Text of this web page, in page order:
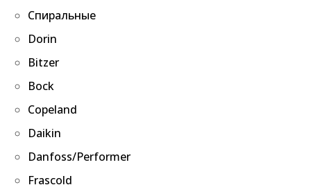
Спиральные
Dorin
Bitzer
Bock
Copeland
Daikin
Danfoss/Performer
Frascold